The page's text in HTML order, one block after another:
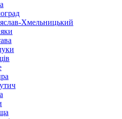
Хмельницький